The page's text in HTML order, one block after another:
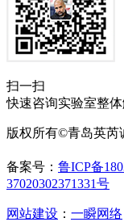
扫一扫
快速咨询实验室整
版权所有©青岛英芮
备案号： 鲁ICP备
37020302371331号
网站建设 ： 一瞬网络